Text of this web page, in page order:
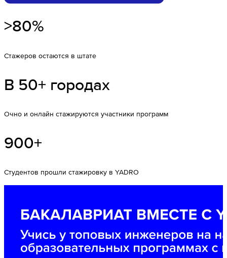
>80%
Стажеров остаются в штате
В 50+ городах
Очно и онлайн стажируются участники программ
900+
Cтудентов прошли стажировку в YADRO